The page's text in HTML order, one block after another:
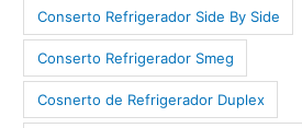
Conserto Refrigerador Side By Side
Conserto Refrigerador Smeg
Cosnerto de Refrigerador Duplex